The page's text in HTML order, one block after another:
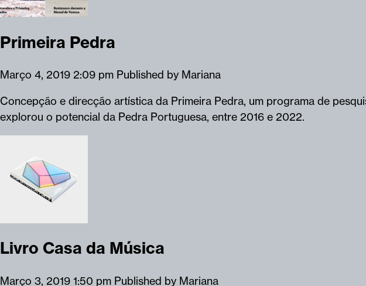
Primeira Pedra
Março 4, 2019 2:09 pm Published by Mariana
Concepção e direcção artística da Primeira Pedra, um programa de
explorou o potencial da Pedra Portuguesa, entre 2016 e 2022.
Livro Casa da Música
Março 3, 2019 1:50 pm Published by Mariana